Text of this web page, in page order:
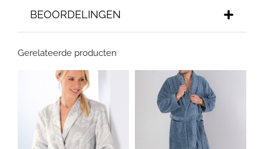
BEOORDELINGEN
Gerelateerde producten